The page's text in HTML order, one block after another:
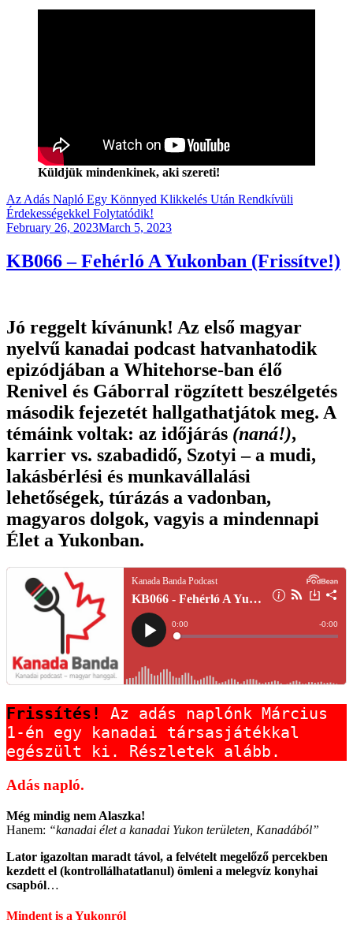
Küldjük mindenkinek, aki szereti!
Az Adás Napló Egy Könnyed Klikkelés Után Rendkívüli
Érdekességekkel Folytatódik!
Posted
February 26, 2023March 5, 2023
KB066 – Fehérló A Yukonban (Frissítve!)
Jó reggelt kívánunk! Az első magyar
nyelvű kanadai podcast hatvanhatodik
epizódjában a Whitehorse-ban élő
Renivel és Gáborral rögzített beszélgetés
második fejezetét hallgathatjátok meg. A
témáink voltak: az időjárás (naná!),
karrier vs. szabadidő, Szotyi – a mudi,
lakásbérlési és munkavállalási
lehetőségek, túrázás a vadonban,
magyaros dolgok, vagyis a mindennapi
Élet a Yukonban.
Frissítés!
Az adás naplónk Március
1-én egy kanadai társasjátékkal
egészült ki. Részletek alább.
Adás napló.
Még mindig nem Alaszka!
Hanem: “kanadai élet a kanadai Yukon területen, Kanadából”
Lator igazoltan maradt távol, a felvételt megelőző percekben
kezdett el (kontrollálhatatlanul) ömleni a melegvíz konyhai
csapból…
Mindent is a Yukonról